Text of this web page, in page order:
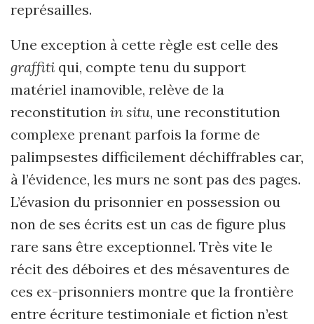
représailles.
Une exception à cette règle est celle des
graffiti qui, compte tenu du support
matériel inamovible, relève de la
reconstitution in situ, une reconstitution
complexe prenant parfois la forme de
palimpsestes difficilement déchiffrables car,
à l’évidence, les murs ne sont pas des pages.
L’évasion du prisonnier en possession ou
non de ses écrits est un cas de figure plus
rare sans être exceptionnel. Très vite le
récit des déboires et des mésaventures de
ces ex-prisonniers montre que la frontière
entre écriture testimoniale et fiction n’est